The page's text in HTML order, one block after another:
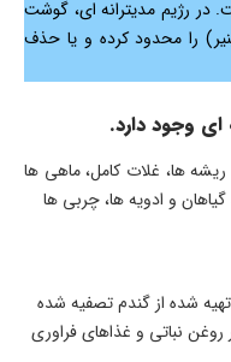
در رژیم مدیترانه ای، گوشت
را محدود کرده و یا حذف
ای وجود دارد.
ها، غلات کامل، ماهی ها
گیاهان و ادویه ها، چربی ها
شده از گندم تصفیه شده
نباتی و غذاهای فراوری